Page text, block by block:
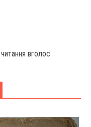
вголос